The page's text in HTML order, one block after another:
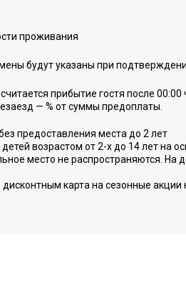
проживания
будут указаны при
прибытие гостя после
— % от суммы предоплаты.
предоставления места до 2 лет
возрастом от 2-х до 14 лет на
место не распространяются. На
карта на сезонные акции